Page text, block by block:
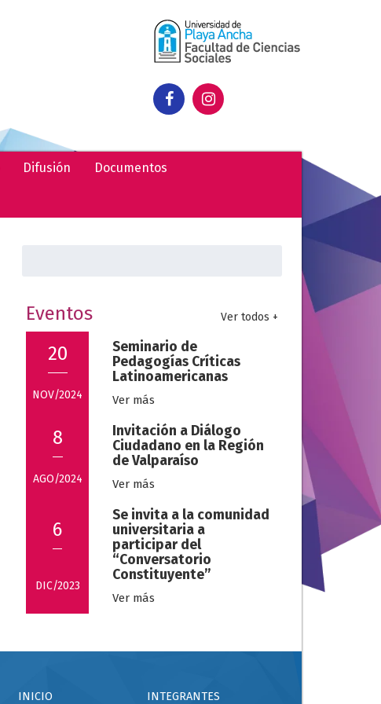
Difusión Documentos
Eventos Ver todos +
20
NOV/2024
Seminario de
Pedagogías Críticas
Latinoamericanas
Ver más
8
AGO/2024
Invitación a Diálogo
Ciudadano en la Región
de Valparaíso
Ver más
6
DIC/2023
Se invita a la comunidad
universitaria a
participar del
“Conversatorio
Constituyente”
Ver más
INICIO INTEGRANTES